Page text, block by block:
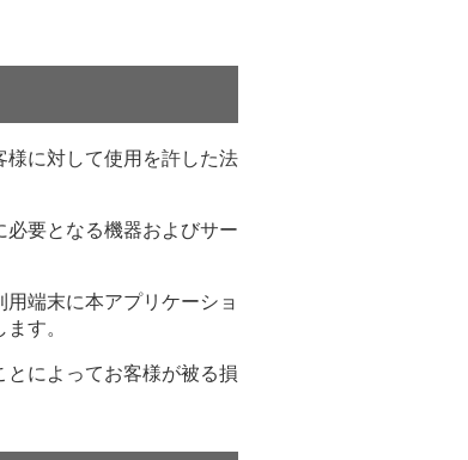
様に対して使用を許した法
要となる機器およびサー
端末に本アプリケーショ
す。
によってお客様が被る損